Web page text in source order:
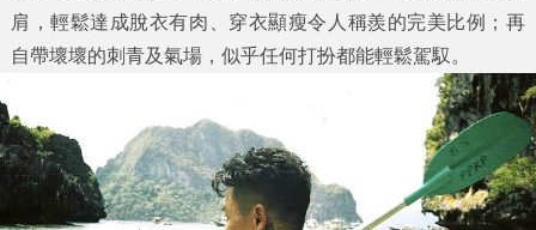
肩，輕鬆達成脫衣有肉、穿衣顯瘦令人稱羨的完美比例；再
自帶壞壞的刺青及氣場，似乎任何打扮都能輕鬆駕馭。